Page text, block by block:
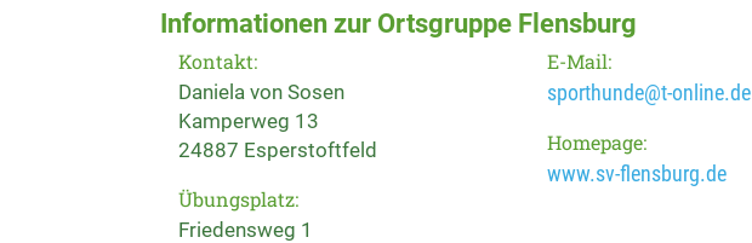
Informationen zur Ortsgruppe Flensburg
Kontakt:
Daniela von Sosen
Kamperweg 13
24887 Esperstoftfeld
Übungsplatz:
Friedensweg 1
E-Mail:
sporthunde@t-online.de
Homepage:
www.sv-flensburg.de